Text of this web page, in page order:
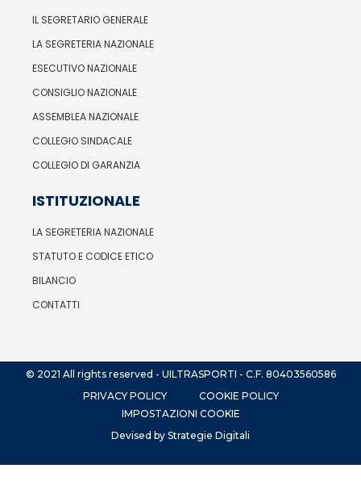
IL SEGRETARIO GENERALE
LA SEGRETERIA NAZIONALE
ESECUTIVO NAZIONALE
CONSIGLIO NAZIONALE
ASSEMBLEA NAZIONALE
COLLEGIO SINDACALE
COLLEGIO DI GARANZIA
ISTITUZIONALE
LA SEGRETERIA NAZIONALE
STATUTO E CODICE ETICO
BILANCIO
CONTATTI
© 2021 All rights reserved - UILTRASPORTI - C.F. 80403560586
PRIVACY POLICY
COOKIE POLICY
IMPOSTAZIONI COOKIE
Devised by Strategie Digitali